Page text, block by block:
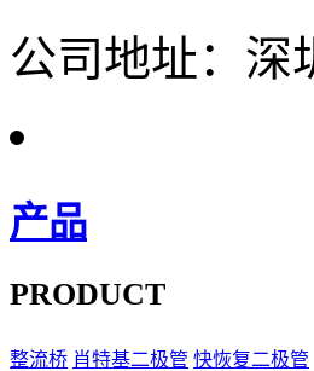
公司地址：深
产品
PRODUCT
整流桥 肖特基二极管 快恢复二极管